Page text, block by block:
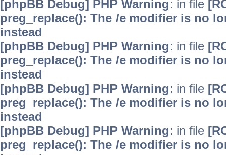
[phpBB Debug] PHP Warning: in file
preg_replace(): The /e modifier is no
instead
[phpBB Debug] PHP Warning: in file
preg_replace(): The /e modifier is no
instead
[phpBB Debug] PHP Warning: in file
preg_replace(): The /e modifier is no
instead
[phpBB Debug] PHP Warning: in file
preg_replace(): The /e modifier is no